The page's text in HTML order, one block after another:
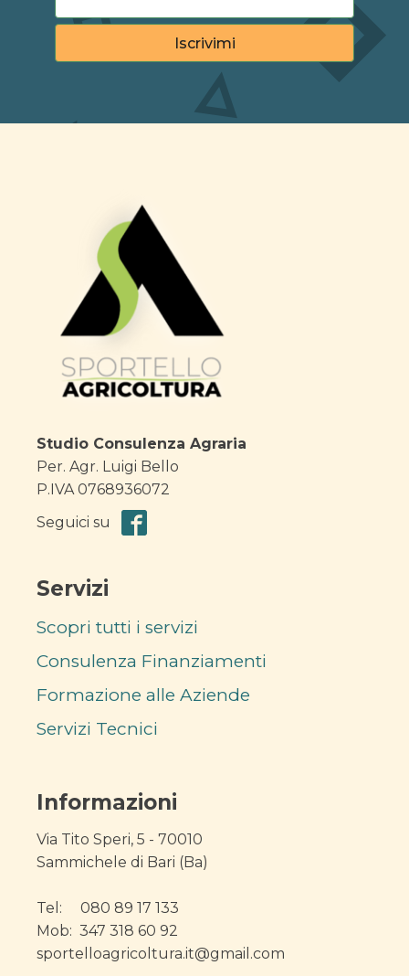
Studio Consulenza Agraria
Per. Agr. Luigi Bello
P.IVA 0768936072
Seguici su
Servizi
Scopri tutti i servizi
Consulenza Finanziamenti
Formazione alle Aziende
Servizi Tecnici
Informazioni
Via Tito Speri, 5 - 70010
Sammichele di Bari (Ba)
Tel: 080 89 17 133
Mob: 347 318 60 92
sportelloagricoltura.it@gmail.com